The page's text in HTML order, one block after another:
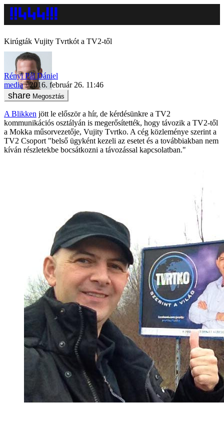
Kirúgták Vujity Tvrtkót a TV2-től
Rényi Pál Dániel
media
2016. február 26. 11:46
Megosztás
A Blikken jött le először a hír, de kérdésünkre a TV2
kommunikációs osztályán is megerősítették, hogy távozik a TV2-től
a Mokka műsorvezetője, Vujity Tvrtko. A cég közleménye szerint a
TV2 Csoport "belső ügyként kezeli az esetet és a továbbiakban nem
kíván részletekbe bocsátkozni a távozással kapcsolatban."